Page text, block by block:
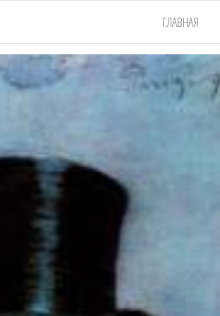
ГЛАВНАЯ